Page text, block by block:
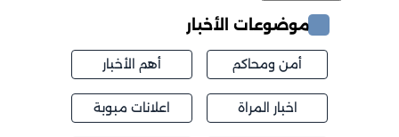
موضوعات الأخبار
أمن ومحاكم أهم الأخبار
اخبار المراة اعلانات مبوبة